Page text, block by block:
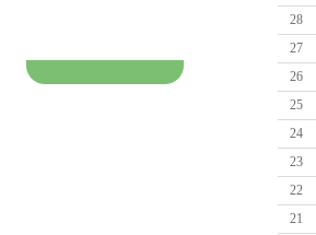
28
27
26
25
24
23
22
21